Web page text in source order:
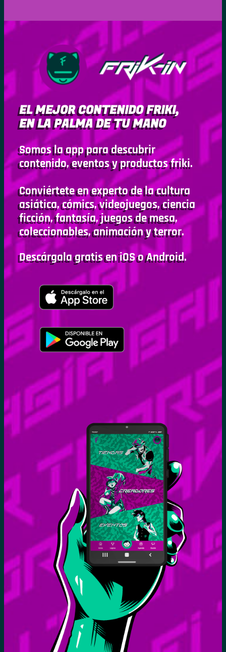
EL MEJOR CONTENIDO FRIKI,
EN LA PALMA DE TU MANO
Somos la app para descubrir
contenido, eventos y productos friki.
Conviértete en experto de la cultura
asiática, cómics, videojuegos, ciencia
ficción, fantasía, juegos de mesa,
coleccionables, animación y terror.
Descárgala gratis en iOS o Android.